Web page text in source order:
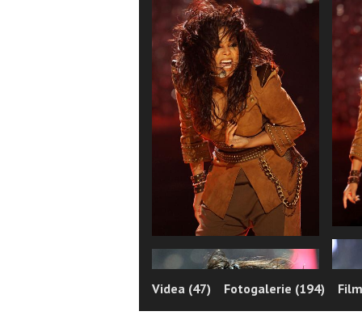
Videa (47) Fotogalerie (194)